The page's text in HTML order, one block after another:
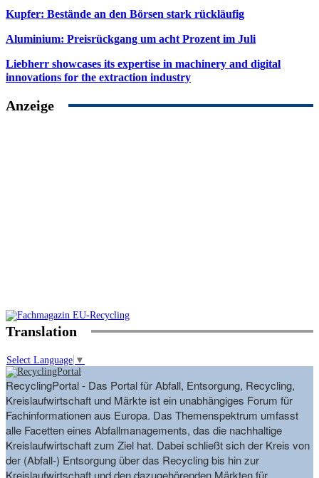
Kupfer: Bestände an den Börsen stark rückläufig
Aluminium: Preisrückgang um acht Prozent im Juli
Liebherr showcases its expertise in machinery and digital
innovations for the extraction industry
Anzeige
Translation
Select Language ▼
RecyclingPortal - Das Portal für Abfall, Entsorgung, Recycling,
Kreislaufwirtschaft und Märkte ist ein unabhängiges Forum für
Fachinformationen aus Europa. Das Themenspektrum umfasst
alle Facetten eines Abfallmanagements, das die nachhaltige
Kreislaufwirtschaft zum Ziel hat. Dabei schließt sich der Kreis von
der (Abfall-) Entsorgung über das Recycling bis hin zur
Kreislaufwirtschaft und den dazugehörenden Märkten für